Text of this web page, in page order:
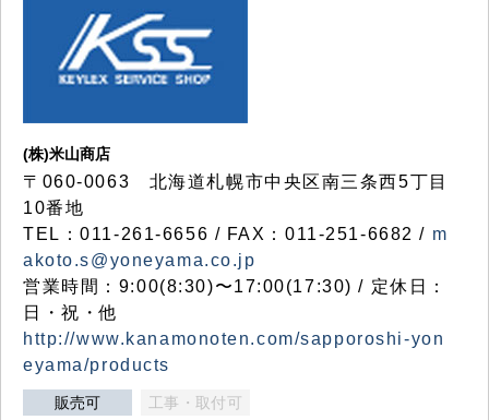
(株)米山商店
〒060-0063 北海道札幌市中央区南三条西5丁目
10番地
TEL：011-261-6656 / FAX：011-251-6682 / m
akoto.s@yoneyama.co.jp
営業時間：9:00(8:30)〜17:00(17:30) / 定休日：
日・祝・他
http://www.kanamonoten.com/sapporoshi-yon
eyama/products
販売可 工事・取付可